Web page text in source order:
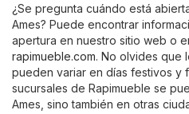
¿Se pregunta cuándo está
Ames? Puede encontrar
apertura en nuestro sitio web o
rapimueble.com. No olvides que
pueden variar en días festivos y
sucursales de Rapimueble se
Ames, sino también en otras